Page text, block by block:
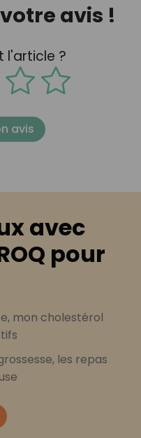
avis !
l'article ?
avis
avec
pour
mon cholestérol
les repas